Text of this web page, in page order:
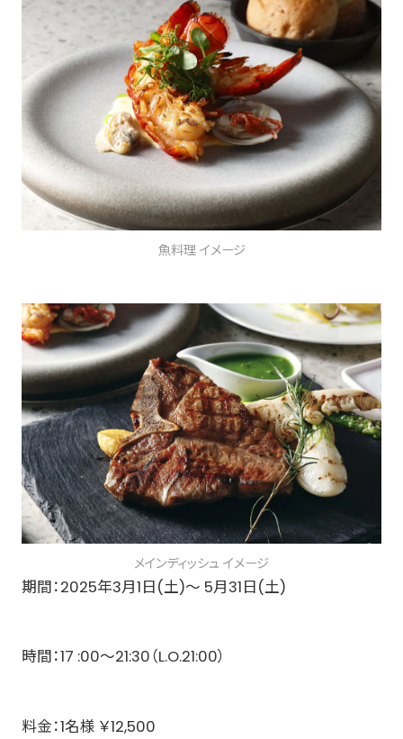
魚料理 イメージ
メインディッシュ イメージ
期間：2025年3月1日(土)～ 5月31日(土)
時間：17 :00～21:30（L.O.21:00）
料金：1名様 ￥12,500